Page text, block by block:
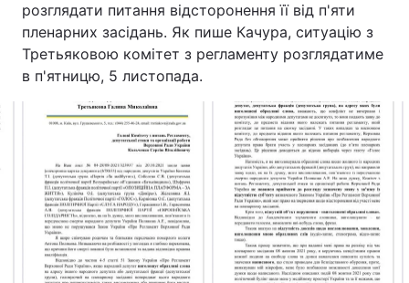
Тема оформлення
розглядати питання відсторонення її від п'яти
пленарних засідань. Як пише Качура, ситуацію з
Третьяковою комітет з регламенту розглядатиме
в п'ятницю, 5 листопада.